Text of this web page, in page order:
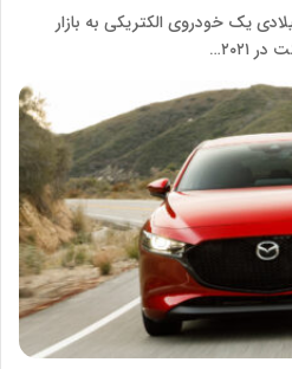
مزدا اعلام کرده در ۲۰۲۰ میلادی یک خودروی الکتریکی به بازار